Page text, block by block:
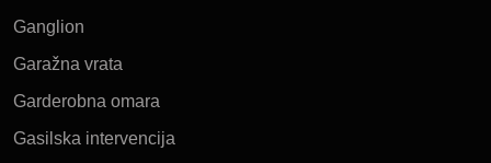
Ganglion
Garažna vrata
Garderobna omara
Gasilska intervencija